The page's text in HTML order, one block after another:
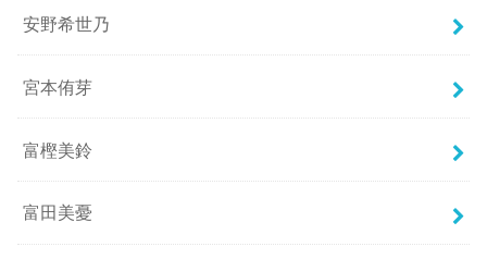
安野希世乃
宮本侑芽
富樫美鈴
富田美憂